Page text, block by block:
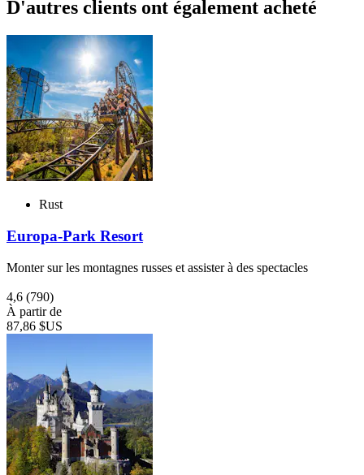
D'autres clients ont également acheté
Rust
Europa-Park Resort
Monter sur les montagnes russes et assister à des spectacles
4,6 (790)
À partir de
87,86 $US